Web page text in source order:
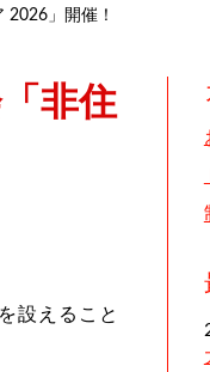
2026」開催！
非住
設えること